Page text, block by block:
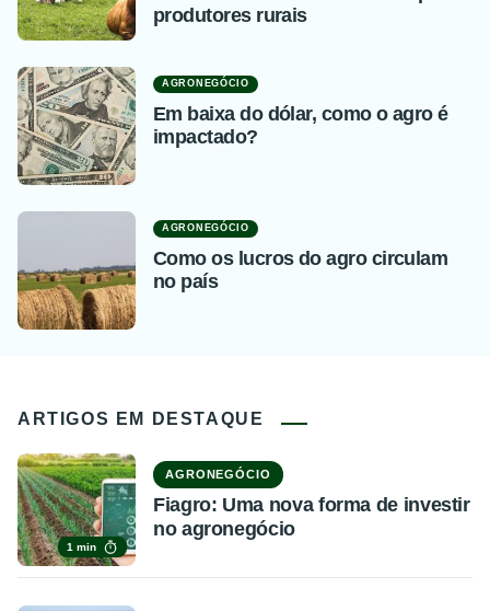
produtores rurais
AGRONEGÓCIO
Em baixa do dólar, como o agro é
impactado?
AGRONEGÓCIO
Como os lucros do agro circulam
no país
ARTIGOS EM DESTAQUE
1 min
AGRONEGÓCIO
Fiagro: Uma nova forma de investir
no agronegócio